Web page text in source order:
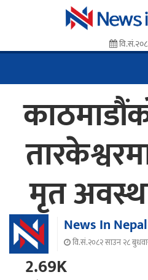
मृत
News In Nepal
वि.सं.२०८२ साउन २८
2.69K